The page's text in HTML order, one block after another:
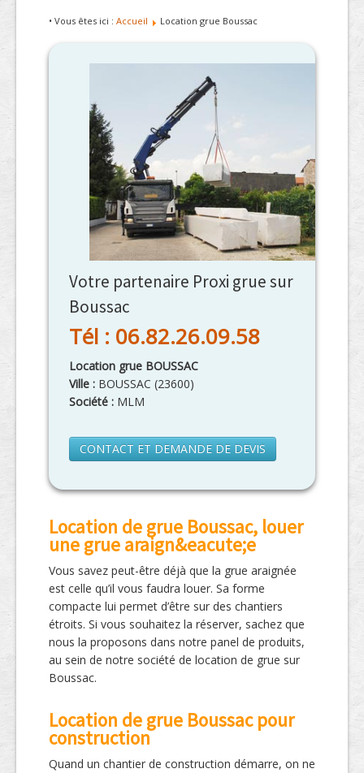
• Vous êtes ici : Accueil Location grue Boussac
Votre partenaire Proxi grue sur
Boussac
Tél : 06.82.26.09.58
Location grue BOUSSAC
Ville : BOUSSAC (23600)
Société : MLM
CONTACT ET DEMANDE DE DEVIS
Location de grue Boussac, louer
une grue araign&eacute;e
Vous savez peut-être déjà que la grue araignée
est celle qu’il vous faudra louer. Sa forme
compacte lui permet d’être sur des chantiers
étroits. Si vous souhaitez la réserver, sachez que
nous la proposons dans notre panel de produits,
au sein de notre société de location de grue sur
Boussac.
Location de grue Boussac pour
construction
Quand un chantier de construction démarre, on ne